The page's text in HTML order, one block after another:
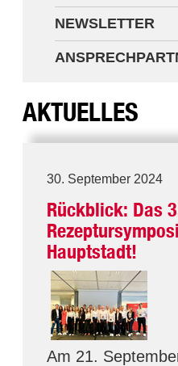
NEWSLETTER
AKTUELLES
30. September 2024
Rückblick: Das
Hauptstadt!
Am 21.